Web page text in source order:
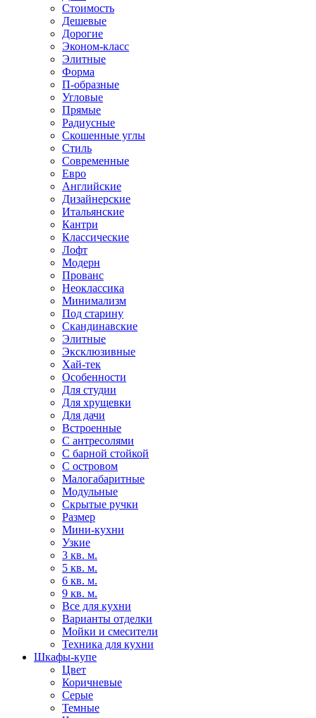
Стоимость
Дешевые
Дорогие
Эконом-класс
Элитные
Форма
П-образные
Угловые
Прямые
Радиусные
Скошенные углы
Стиль
Современные
Евро
Английские
Дизайнерские
Итальянские
Кантри
Классические
Лофт
Модерн
Прованс
Неоклассика
Минимализм
Под старину
Скандинавские
Элитные
Эксклюзивные
Хай-тек
Особенности
Для студии
Для хрущевки
Для дачи
Встроенные
С антресолями
С барной стойкой
С островом
Малогабаритные
Модульные
Скрытые ручки
Размер
Мини-кухни
Узкие
3 кв. м.
5 кв. м.
6 кв. м.
9 кв. м.
Все для кухни
Варианты отделки
Мойки и смесители
Техника для кухни
Шкафы-купе
Цвет
Коричневые
Серые
Темные